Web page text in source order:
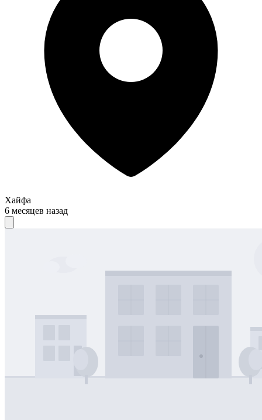
Хайфа
6 месяцев назад